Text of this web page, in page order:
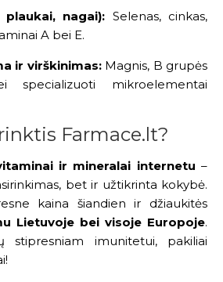
plaukai, nagai): Selenas, cinkas,
A bei E.
ir virškinimas:Magnis, B grupės
specializuoti mikroelementai
Farmace.lt?
ir mineralai internetu –
bet ir užtikrinta kokybė.
kaina šiandien ir džiaukitės
Lietuvoje bei visoje Europoje.
stipresniam imunitetui, pakiliai